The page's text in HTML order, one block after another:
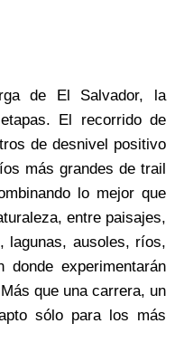
de El Salvador, la
El recorrido de
de desnivel positivo
más grandes de trail
lo mejor que
entre paisajes,
lagunas, ausoles, ríos,
experimentarán
que una carrera, un
sólo para los más